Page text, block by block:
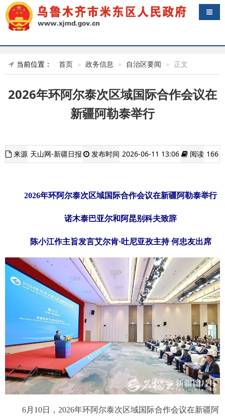
导航
当前位置： 首页 政务信息 自治区要闻 正文
2026年环阿尔泰次区域国际合作会议在
新疆阿勒泰举行
来源 天山网-新疆日报 发布时间 2026-06-11 13:06 阅读 166
2026年环阿尔泰次区域国际合作会议在新疆阿勒泰举行
诺木泰巴亚尔和阿昆别科夫致辞
陈小江作主旨发言艾尔肯·吐尼亚孜主持 何忠友出席
6月10日，2026年环阿尔泰次区域国际合作会议在新疆阿